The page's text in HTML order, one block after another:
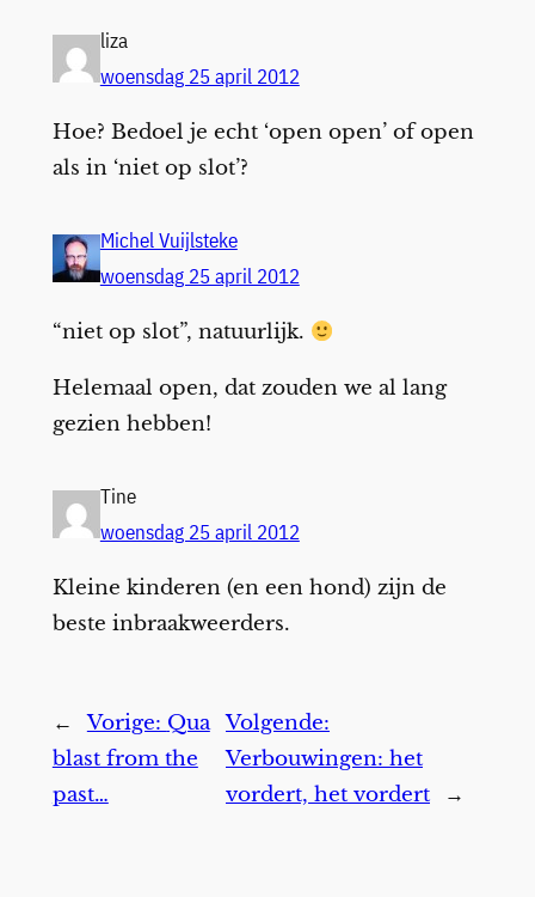
liza
woensdag 25 april 2012
Hoe? Bedoel je echt ‘open open’ of open
als in ‘niet op slot’?
Michel Vuijlsteke
woensdag 25 april 2012
“niet op slot”, natuurlijk.
Helemaal open, dat zouden we al lang
gezien hebben!
Tine
woensdag 25 april 2012
Kleine kinderen (en een hond) zijn de
beste inbraakweerders.
← Vorige: Qua
blast from the
past…
Volgende:
Verbouwingen: het
vordert, het vordert
→